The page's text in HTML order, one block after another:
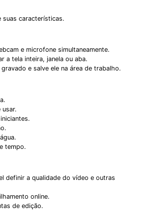
suas características.
e microfone simultaneamente.
a tela inteira, janela ou aba.
e salve ele na área de trabalho.
usar.
tempo.
definir a qualidade do vídeo e outras
online.
de edição.